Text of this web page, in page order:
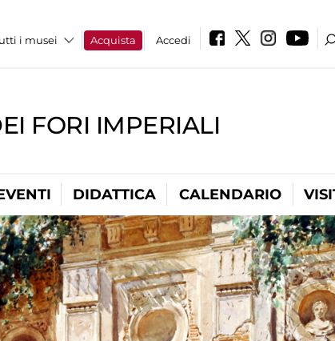
i musei Acquista Accedi
FORI IMPERIALI
DIDATTICA CALENDARIO